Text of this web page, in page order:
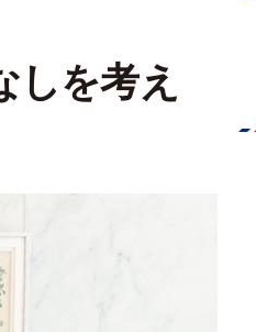
しを考え